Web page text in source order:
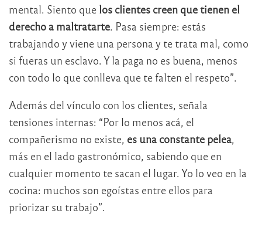
mental. Siento que los clientes creen que tienen el
derecho a maltratarte. Pasa siempre: estás
trabajando y viene una persona y te trata mal, como
si fueras un esclavo. Y la paga no es buena, menos
con todo lo que conlleva que te falten el respeto”.
Además del vínculo con los clientes, señala
tensiones internas: “Por lo menos acá, el
compañerismo no existe, es una constante pelea,
más en el lado gastronómico, sabiendo que en
cualquier momento te sacan el lugar. Yo lo veo en la
cocina: muchos son egoístas entre ellos para
priorizar su trabajo”.